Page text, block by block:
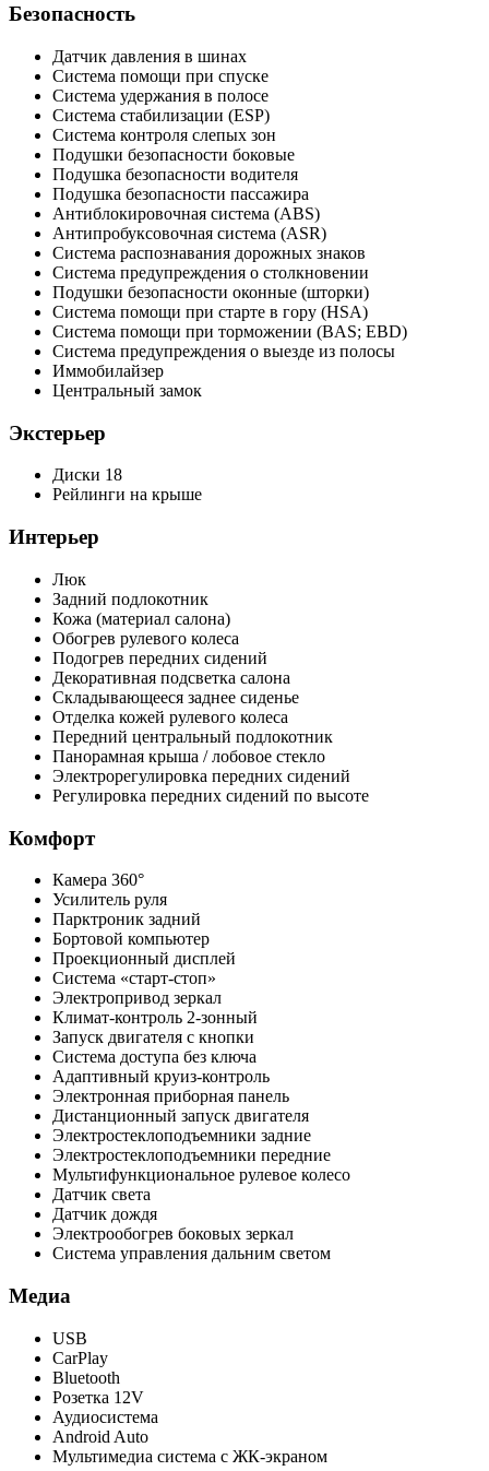
Безопасность
Датчик давления в шинах
Система помощи при спуске
Система удержания в полосе
Система стабилизации (ESP)
Система контроля слепых зон
Подушки безопасности боковые
Подушка безопасности водителя
Подушка безопасности пассажира
Антиблокировочная система (ABS)
Антипробуксовочная система (ASR)
Система распознавания дорожных знаков
Система предупреждения о столкновении
Подушки безопасности оконные (шторки)
Система помощи при старте в гору (HSA)
Система помощи при торможении (BAS; EBD)
Система предупреждения о выезде из полосы
Иммобилайзер
Центральный замок
Экстерьер
Диски 18
Рейлинги на крыше
Интерьер
Люк
Задний подлокотник
Кожа (материал салона)
Обогрев рулевого колеса
Подогрев передних сидений
Декоративная подсветка салона
Складывающееся заднее сиденье
Отделка кожей рулевого колеса
Передний центральный подлокотник
Панорамная крыша / лобовое стекло
Электрорегулировка передних сидений
Регулировка передних сидений по высоте
Комфорт
Камера 360°
Усилитель руля
Парктроник задний
Бортовой компьютер
Проекционный дисплей
Система «старт-стоп»
Электропривод зеркал
Климат-контроль 2-зонный
Запуск двигателя с кнопки
Система доступа без ключа
Адаптивный круиз-контроль
Электронная приборная панель
Дистанционный запуск двигателя
Электростеклоподъемники задние
Электростеклоподъемники передние
Мультифункциональное рулевое колесо
Датчик света
Датчик дождя
Электрообогрев боковых зеркал
Система управления дальним светом
Медиа
USB
CarPlay
Bluetooth
Розетка 12V
Аудиосистема
Android Auto
Мультимедиа система с ЖК-экраном